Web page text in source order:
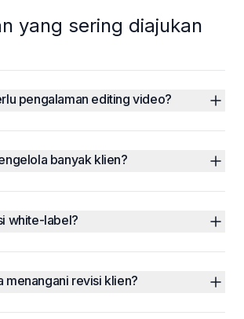
yang sering diajukan
pengalaman editing video?
banyak klien?
white-label?
menangani revisi klien?